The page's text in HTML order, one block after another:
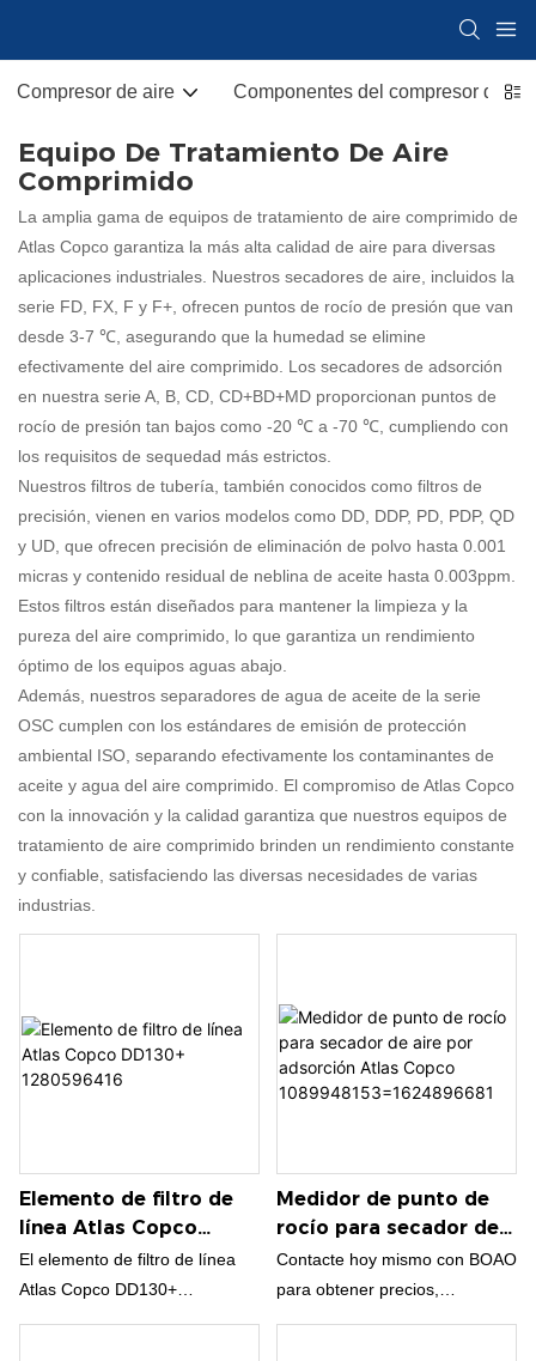
Compresor de aire Componentes del compresor de
Equipo De Tratamiento De Aire
Comprimido
La amplia gama de equipos de tratamiento de aire comprimido de
Atlas Copco garantiza la más alta calidad de aire para diversas
aplicaciones industriales. Nuestros secadores de aire, incluidos la
serie FD, FX, F y F+, ofrecen puntos de rocío de presión que van
desde 3-7 ℃, asegurando que la humedad se elimine
efectivamente del aire comprimido. Los secadores de adsorción
en nuestra serie A, B, CD, CD+BD+MD proporcionan puntos de
rocío de presión tan bajos como -20 ℃ a -70 ℃, cumpliendo con
los requisitos de sequedad más estrictos.
Nuestros filtros de tubería, también conocidos como filtros de
precisión, vienen en varios modelos como DD, DDP, PD, PDP, QD
y UD, que ofrecen precisión de eliminación de polvo hasta 0.001
micras y contenido residual de neblina de aceite hasta 0.003ppm.
Estos filtros están diseñados para mantener la limpieza y la
pureza del aire comprimido, lo que garantiza un rendimiento
óptimo de los equipos aguas abajo.
Además, nuestros separadores de agua de aceite de la serie
OSC cumplen con los estándares de emisión de protección
ambiental ISO, separando efectivamente los contaminantes de
aceite y agua del aire comprimido. El compromiso de Atlas Copco
con la innovación y la calidad garantiza que nuestros equipos de
tratamiento de aire comprimido brinden un rendimiento constante
y confiable, satisfaciendo las diversas necesidades de varias
industrias.
Elemento de filtro de
línea Atlas Copco
DD130+ 1280596416
El elemento de filtro de línea
Atlas Copco DD130+
1280596416 está diseñado
Medidor de punto de
rocío para secador de
aire por adsorción
Atlas Copco
Contacte hoy mismo con BOAO
para obtener precios,
disponibilidad y asistencia